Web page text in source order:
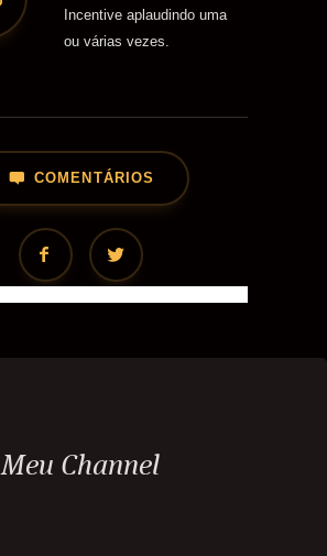
Incentive aplaudindo uma
ou várias vezes.
COMENTÁRIOS
Meu Channel